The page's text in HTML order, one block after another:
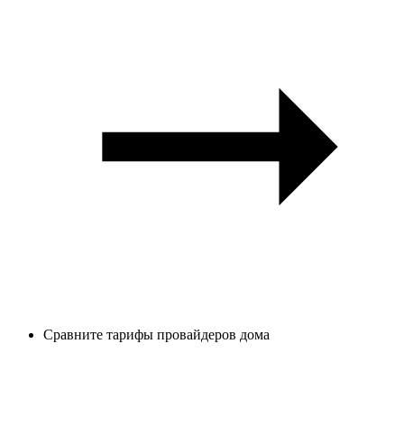
Сравните тарифы провайдеров дома